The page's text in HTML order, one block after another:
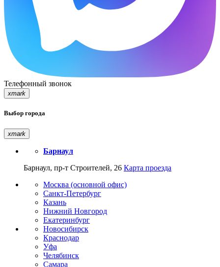
Телефонный звонок
xmark
Выбор города
xmark
Барнаул
Барнаул, пр-т Строителей, 26 Карта проезда
Москва (основной офис)
Санкт-Петербург
Казань
Нижний Новгород
Екатеринбург
Новосибирск
Краснодар
Уфа
Челябинск
Самара